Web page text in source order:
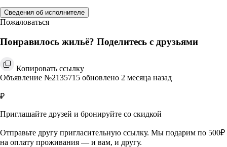
Сведения об исполнителе
Пожаловаться
Понравилось жильё? Поделитесь с друзьями
Копировать ссылку
Объявление №2135715 обновлено 2 месяца назад
₽
Приглашайте друзей и бронируйте со скидкой
Отправьте другу пригласительную ссылку. Мы подарим по 500₽
на оплату проживания — и вам, и другу.